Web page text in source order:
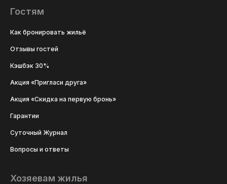
Гостям
Как бронировать жильё
Отзывы гостей
Кэшбэк 30%
Акция «Пригласи друга»
Акция «Скидка на первую бронь»
Гарантии
Суточный Журнал
Вопросы и ответы
Хозяевам жилья